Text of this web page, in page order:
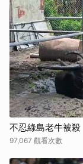
不忍綠島老牛被
97,067 觀看次數